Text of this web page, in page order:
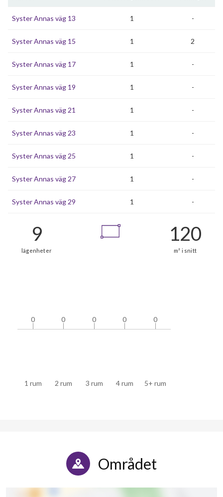
Syster Annas väg 13 1 -
Syster Annas väg 15 1 2
Syster Annas väg 17 1 -
Syster Annas väg 19 1 -
Syster Annas väg 21 1 -
Syster Annas väg 23 1 -
Syster Annas väg 25 1 -
Syster Annas väg 27 1 -
Syster Annas väg 29 1 -
1 rum 2 rum 3 rum 4 rum 5+ rum
0
0 0
0 0
0 0
0 0
0
Området